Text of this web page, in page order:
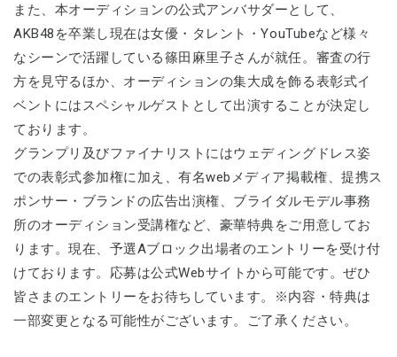
また、本オーディションの公式アンバサダーとして、
AKB48を卒業し現在は女優・タレント・YouTubeなど様々
なシーンで活躍している篠田麻里子さんが就任。審査の行
方を見守るほか、オーディションの集大成を飾る表彰式イ
ベントにはスペシャルゲストとして出演することが決定し
ております。
グランプリ及びファイナリストにはウェディングドレス姿
での表彰式参加権に加え、有名webメディア掲載権、提携ス
ポンサー・ブランドの広告出演権、ブライダルモデル事務
所のオーディション受講権など、豪華特典をご用意してお
ります。現在、予選Aブロック出場者のエントリーを受け付
けております。応募は公式Webサイトから可能です。ぜひ
皆さまのエントリーをお待ちしています。※内容・特典は
一部変更となる可能性がございます。ご了承ください。